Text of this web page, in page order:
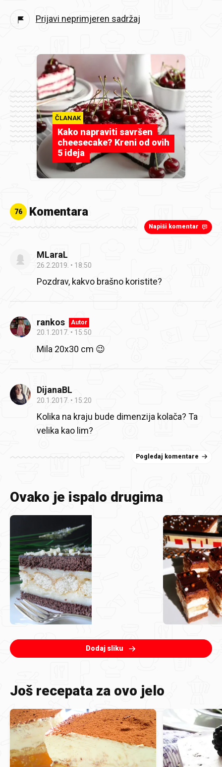
Prijavi neprimjeren sadržaj
ČLANAK
Kako napraviti savršen
cheesecake? Kreni od ovih
5 ideja
76 Komentara
Napiši komentar
MLaraL
26.2.2019. 18:50
Pozdrav, kakvo brašno koristite?
rankos Autor
20.1.2017. 15:50
Mila 20x30 cm 😉
DijanaBL
20.1.2017. 15:20
Kolika na kraju bude dimenzija kolača? Ta
velika kao lim?
Pogledaj komentare
Ovako je ispalo drugima
Dodaj sliku
Još recepata za ovo jelo